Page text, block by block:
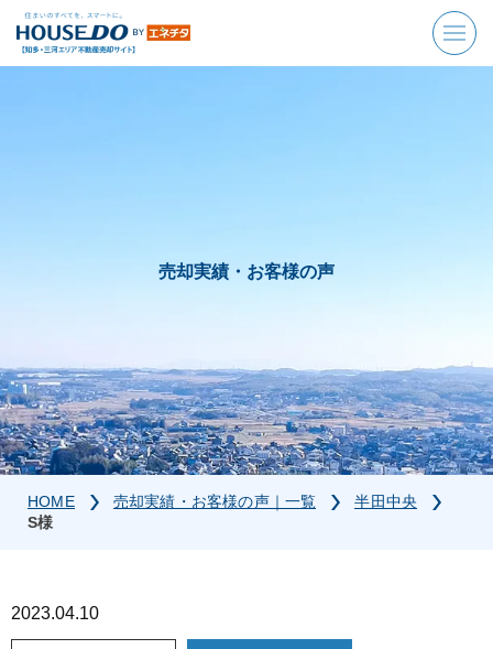
売却実績・お客様の声
HOME 売却実績・お客様の声｜一覧
半田中央
S様
2023.04.10